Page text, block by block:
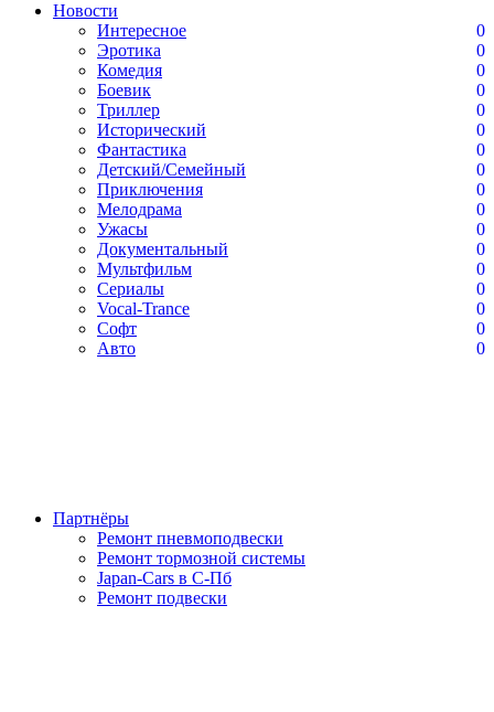
Новости
Интересное
0
Эротика
0
Комедия
0
Боевик
0
Триллер
0
Исторический
0
Фантастика
0
Детский/Семейный
0
Приключения
0
Мелодрама
0
Ужасы
0
Документальный
0
Мультфильм
0
Сериалы
0
Vocal-Trance
0
Софт
0
Авто
0
Партнёры
Ремонт пневмоподвески
Ремонт тормозной системы
Japan-Cars в С-Пб
Ремонт подвески